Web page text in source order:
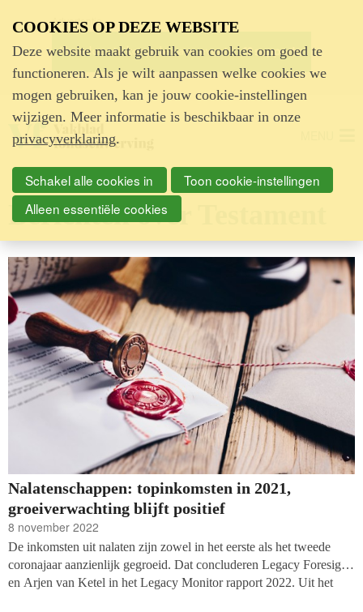
Advertentie
Berichten over Testament
Nalatenschappen: topinkomsten in 2021,
groeiverwachting blijft positief
8 november 2022
De inkomsten uit nalaten zijn zowel in het eerste als het tweede
coronajaar aanzienlijk gegroeid. Dat concluderen Legacy Foresight
en Arjen van Ketel in het Legacy Monitor rapport 2022. Uit het
COOKIES OP DEZE WEBSITE
Deze website maakt gebruik van cookies om goed te
functioneren. Als je wilt aanpassen welke cookies we
mogen gebruiken, kan je jouw cookie-instellingen
wijzigen. Meer informatie is beschikbaar in onze
privacyverklaring.
Schakel alle cookies in
Toon cookie-instellingen
Alleen essentiële cookies